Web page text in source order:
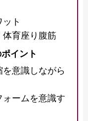
ト
育座り腹筋
イント
意識しながら
ームを意識す